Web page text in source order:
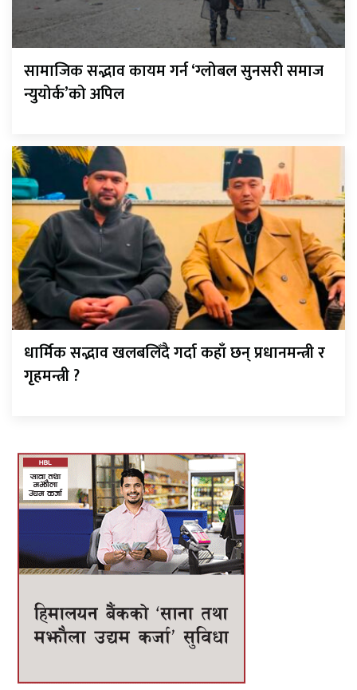
सामाजिक सद्भाव कायम गर्न ‘ग्लोबल सुनसरी समाज
न्युयोर्क’को अपिल
धार्मिक सद्भाव खलबलिँदै गर्दा कहाँ छन् प्रधानमन्त्री र
गृहमन्त्री ?